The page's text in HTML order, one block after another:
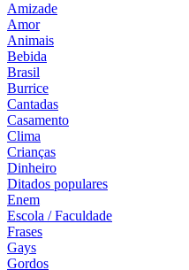
Amizade
Amor
Animais
Bebida
Brasil
Burrice
Cantadas
Casamento
Clima
Crianças
Dinheiro
Ditados populares
Enem
Escola / Faculdade
Frases
Gays
Gordos